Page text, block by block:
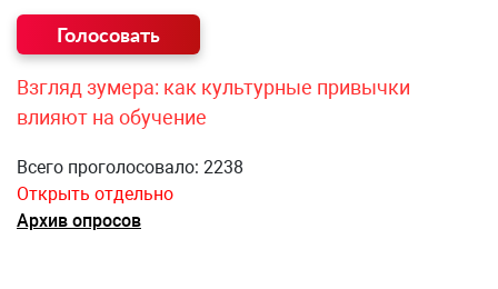
Взгляд зумера: как культурные привычки
влияют на обучение
Всего проголосовало: 2238
Открыть отдельно
Архив опросов